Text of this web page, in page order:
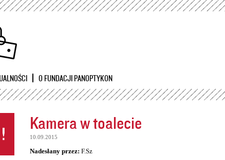
Przejdź
O FUNDACJI PANOPTYKON
Kamera w toalecie
10.09.2015
Nadesłany przez: F.Sz